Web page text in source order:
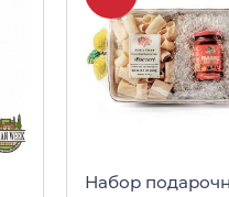
Набор